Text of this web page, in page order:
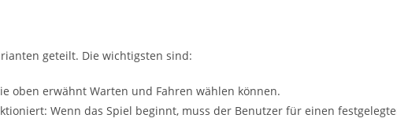
geteilt. Die wichtigsten sind:
oben erwähnt Warten und Fahren wählen können.
Wenn das Spiel beginnt, muss der Benutzer für einen